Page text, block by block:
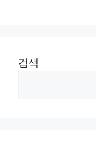
검색